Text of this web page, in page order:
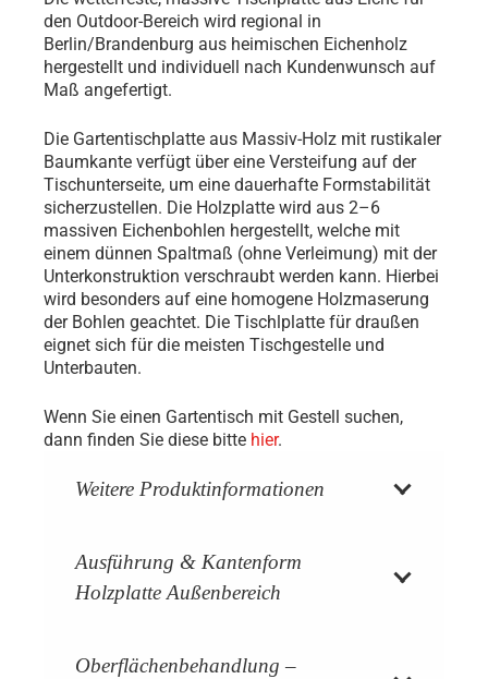
den Outdoor-Bereich wird regional in
Berlin/Brandenburg aus heimischen Eichenholz
hergestellt und individuell nach Kundenwunsch auf
Maß angefertigt.
Die Gartentischplatte aus Massiv-Holz mit rustikaler
Baumkante verfügt über eine Versteifung auf der
Tischunterseite, um eine dauerhafte Formstabilität
sicherzustellen. Die Holzplatte wird aus 2–6
massiven Eichenbohlen hergestellt, welche mit
einem dünnen Spaltmaß (ohne Verleimung) mit der
Unterkonstruktion verschraubt werden kann. Hierbei
wird besonders auf eine homogene Holzmaserung
der Bohlen geachtet. Die Tischlplatte für draußen
eignet sich für die meisten Tischgestelle und
Unterbauten.
Wenn Sie einen Gartentisch mit Gestell suchen,
dann finden Sie diese bitte hier.
Weitere Produktinformationen
Ausführung & Kantenform
Holzplatte Außenbereich
Oberflächenbehandlung –